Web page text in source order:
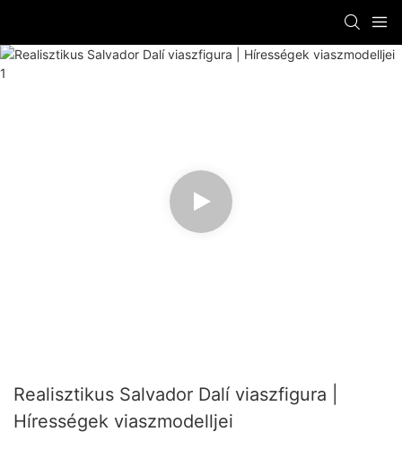
Realisztikus Salvador Dalí viaszfigura |
Hírességek viaszmodelljei